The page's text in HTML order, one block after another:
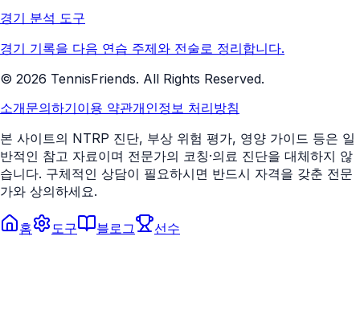
경기 분석 도구
경기 기록을 다음 연습 주제와 전술로 정리합니다.
© 2026 TennisFriends. All Rights Reserved.
소개문의하기이용 약관개인정보 처리방침
본 사이트의 NTRP 진단, 부상 위험 평가, 영양 가이드 등은 일
반적인 참고 자료이며 전문가의 코칭·의료 진단을 대체하지 않
습니다. 구체적인 상담이 필요하시면 반드시 자격을 갖춘 전문
가와 상의하세요.
홈 도구 블로그 선수